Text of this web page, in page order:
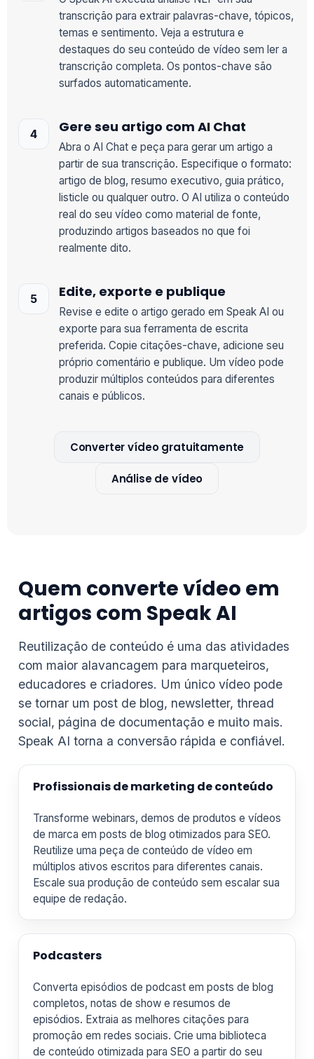
transcrição para extrair palavras-chave, tópicos,
temas e sentimento. Veja a estrutura e
destaques do seu conteúdo de vídeo sem ler a
transcrição completa. Os pontos-chave são
surfados automaticamente.
Gere seu artigo com AI Chat
Abra o AI Chat e peça para gerar um artigo a
partir de sua transcrição. Especifique o formato:
artigo de blog, resumo executivo, guia prático,
listicle ou qualquer outro. O AI utiliza o conteúdo
real do seu vídeo como material de fonte,
produzindo artigos baseados no que foi
realmente dito.
Edite, exporte e publique
Revise e edite o artigo gerado em Speak AI ou
exporte para sua ferramenta de escrita
preferida. Copie citações-chave, adicione seu
próprio comentário e publique. Um vídeo pode
produzir múltiplos conteúdos para diferentes
canais e públicos.
Converter vídeo gratuitamente
Análise de vídeo
Quem converte vídeo em
artigos com Speak AI
Reutilização de conteúdo é uma das atividades
com maior alavancagem para marqueteiros,
educadores e criadores. Um único vídeo pode
se tornar um post de blog, newsletter, thread
social, página de documentação e muito mais.
Speak AI torna a conversão rápida e confiável.
Profissionais de marketing de conteúdo
Transforme webinars, demos de produtos e vídeos
de marca em posts de blog otimizados para SEO.
Reutilize uma peça de conteúdo de vídeo em
múltiplos ativos escritos para diferentes canais.
Escale sua produção de conteúdo sem escalar sua
equipe de redação.
Podcasters
Converta episódios de podcast em posts de blog
completos, notas de show e resumos de
episódios. Extraia as melhores citações para
promoção em redes sociais. Crie uma biblioteca
de conteúdo otimizada para SEO a partir do seu